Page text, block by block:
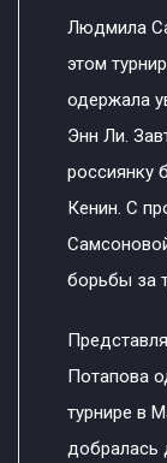
Людмила
этом
одержала
Энн Ли.
россиянку
Кенин. С
борьбы за
Потапова
турнире в
добралась